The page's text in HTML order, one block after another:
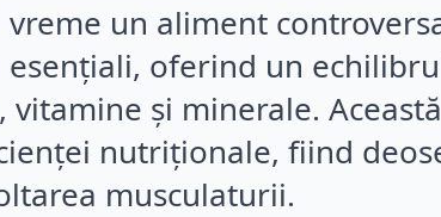
un aliment
oferind un
vitamine și minerale.
nutriționale, fiind
musculaturii.